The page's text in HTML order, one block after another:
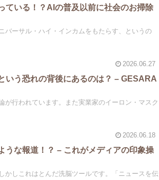
ている！？AIの普及以前に社会のお掃除
バーサル・ハイ・インカムをもたらす、というの
2026.06.27
いう恐れの背後にあるのは？ – GESARA
行われています。また実業家のイーロン・マスク
2026.06.18
うな報道！？ – これがメディアの印象操
かしこれはとんだ洗脳ツールです。「ニュースを伝